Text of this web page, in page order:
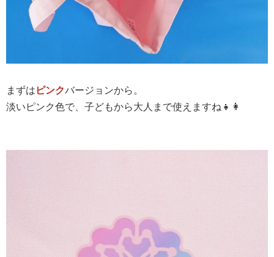
まずはピンクバージョンから。
淡いピンク色で、子どもから大人まで使えますね👧👩